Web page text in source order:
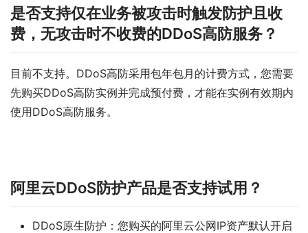
是否支持仅在业务被攻击时触发防护且收
费，无攻击时不收费的DDoS高防服务？
目前不支持。DDoS高防采用包年包月的计费方式，您需要
先购买DDoS高防实例并完成预付费，才能在实例有效期内
使用DDoS高防服务。
阿里云DDoS防护产品是否支持试用？
DDoS原生防护：您购买的阿里云公网IP资产默认开启